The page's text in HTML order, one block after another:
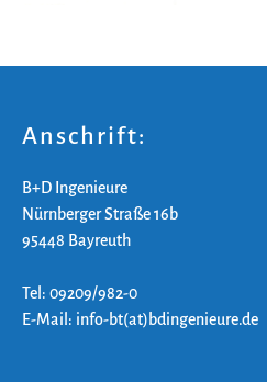
Anschrift:
B+D Ingenieure
Nürnberger Straße 16b
95448 Bayreuth
Tel: 09209/982-0
E-Mail: info-bt(at)bdingenieure.de